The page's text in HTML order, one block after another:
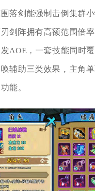
落剑能强制击倒集群
剑阵拥有高额范围倍
AOE，一套技能同时
辅助三类效果，主角
能。